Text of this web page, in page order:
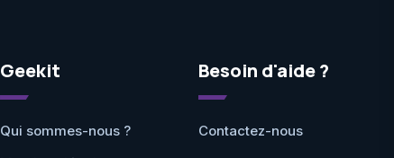
Geekit
Qui sommes-nous ?
Besoin d'aide ?
Contactez-nous